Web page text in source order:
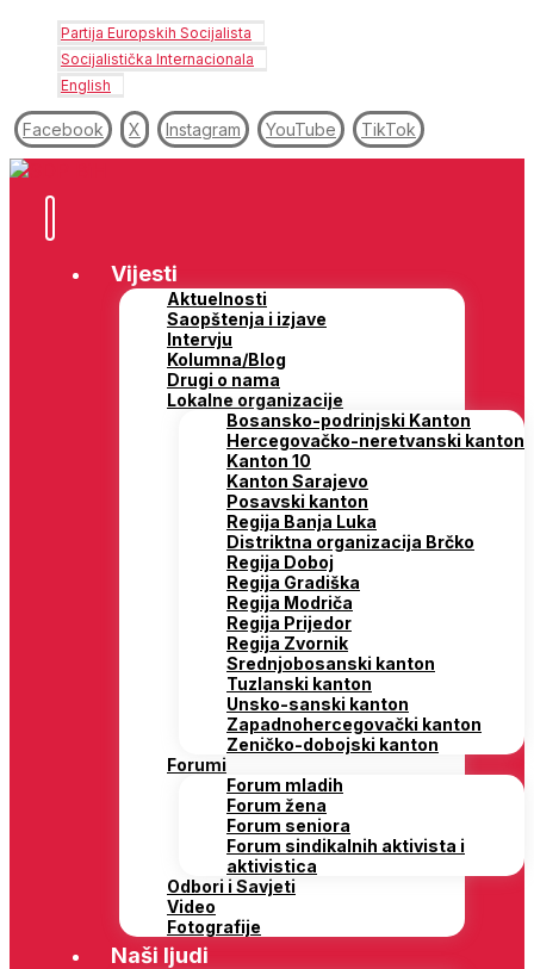
Partija Europskih Socijalista
Socijalistička Internacionala
English
Facebook X Instagram YouTube TikTok
Vijesti
Aktuelnosti
Saopštenja i izjave
Intervju
Kolumna/Blog
Drugi o nama
Lokalne organizacije
Bosansko-podrinjski Kanton
Hercegovačko-neretvanski kanton
Kanton 10
Kanton Sarajevo
Posavski kanton
Regija Banja Luka
Distriktna organizacija Brčko
Regija Doboj
Regija Gradiška
Regija Modriča
Regija Prijedor
Regija Zvornik
Srednjobosanski kanton
Tuzlanski kanton
Unsko-sanski kanton
Zapadnohercegovački kanton
Zeničko-dobojski kanton
Forumi
Forum mladih
Forum žena
Forum seniora
Forum sindikalnih aktivista i
aktivistica
Odbori i Savjeti
Video
Fotografije
Naši ljudi